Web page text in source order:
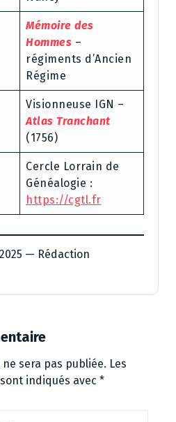
Mémoire des
Hommes –
régiments d’Ancien
Régime
Visionneuse IGN –
Atlas Tranchant
(1756)
Cercle Lorrain de
Généalogie :
https://cgtl.fr
— Rédaction
sera pas publiée. Les
indiqués avec *